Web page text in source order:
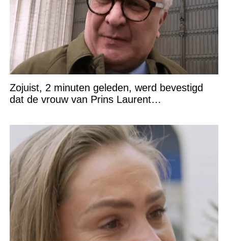
Zojuist, 2 minuten geleden, werd bevestigd
dat de vrouw van Prins Laurent…